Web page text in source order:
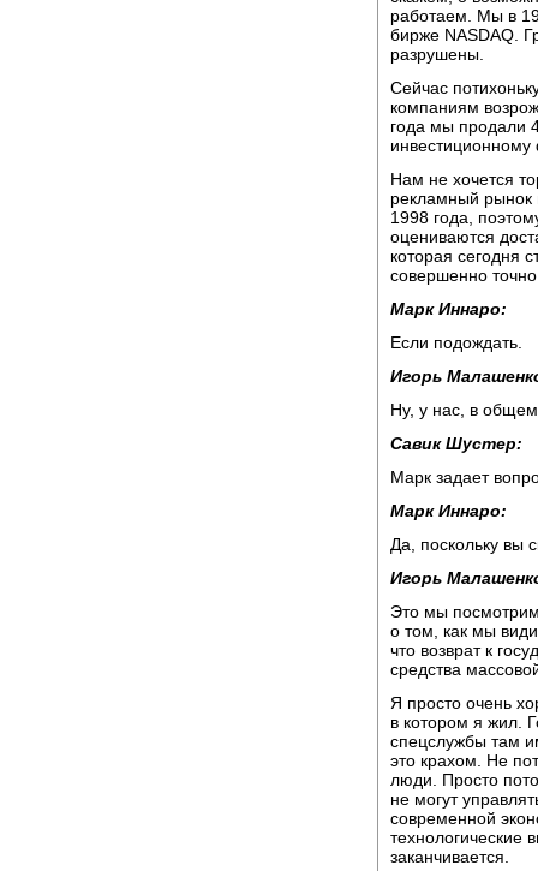
работаем. Мы в
бирже NASDAQ.
разрушены.
Сейчас
компаниям
года мы продали
инвестиционному
Нам не хочется
рекламный рынок
1998 года,
оцениваются
которая сегодня
совершенно точно
Марк Иннаро:
Если подождать.
Игорь
Ну, у нас, в
Савик Шустер:
Марк задает
Марк Иннаро:
Да, поскольку вы
Игорь
Это мы
о том, как мы
что возврат к
средства
Я просто очень
в котором я жил.
спецслужбы там
это крахом. Не
люди. Просто
не могут
современной
технологические
заканчивается.